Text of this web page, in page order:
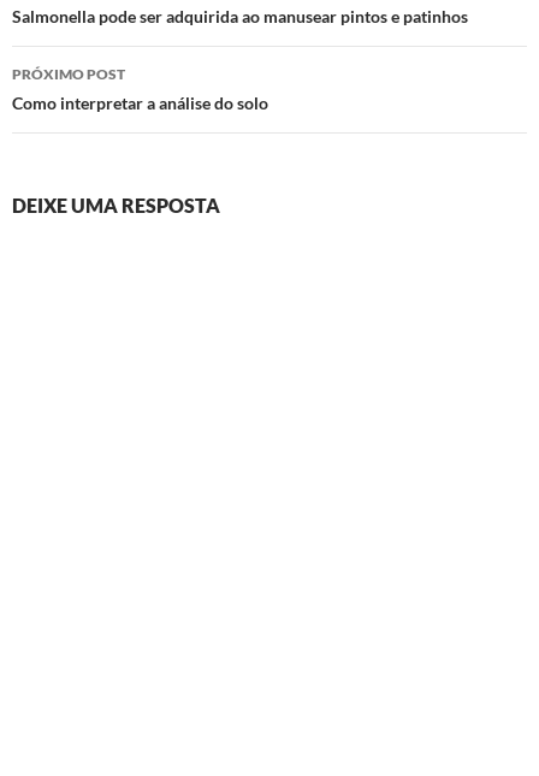
de
posts
Salmonella pode ser adquirida ao manusear pintos e patinhos
PRÓXIMO POST
Como interpretar a análise do solo
DEIXE UMA RESPOSTA